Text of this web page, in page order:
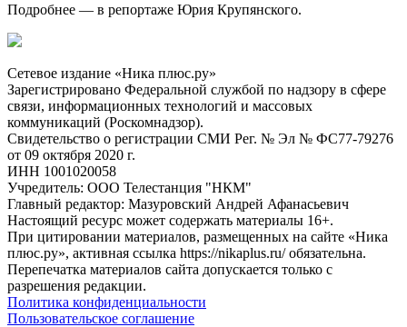
Подробнее — в репортаже Юрия Крупянского.
Сетевое издание «Ника плюс.ру»
Зарегистрировано Федеральной службой по надзору в сфере
связи, информационных технологий и массовых
коммуникаций (Роскомнадзор).
Свидетельство о регистрации СМИ Рег. № Эл № ФС77-79276
от 09 октября 2020 г.
ИНН 1001020058
Учредитель: ООО Телестанция "НКМ"
Главный редактор: Мазуровский Андрей Афанасьевич
Настоящий ресурс может содержать материалы 16+.
При цитировании материалов, размещенных на сайте «Ника
плюс.ру», активная ссылка https://nikaplus.ru/ обязательна.
Перепечатка материалов сайта допускается только с
разрешения редакции.
Политика конфиденциальности
Пользовательское соглашение